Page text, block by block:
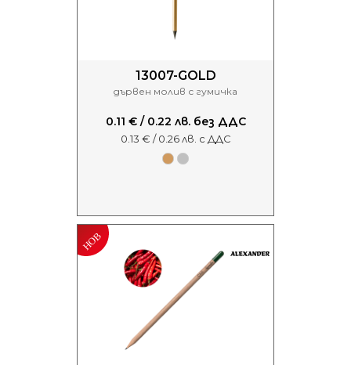
13007-GOLD
дървен молив с гумичка
0.11 € / 0.22 лв. без ДДС
0.13 € / 0.26 лв. с ДДС